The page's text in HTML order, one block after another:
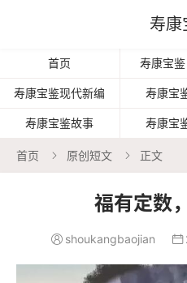
寿康
首页 寿康宝
寿康宝鉴现代新编 寿康宝
寿康宝鉴故事 寿康宝
首页  原创短文  正文
福有定数
 shoukangbaojian 